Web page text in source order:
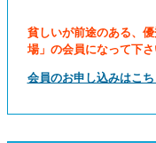
貧しいが前途のある、
場」の会員になって下さ
会員のお申し込みはこち